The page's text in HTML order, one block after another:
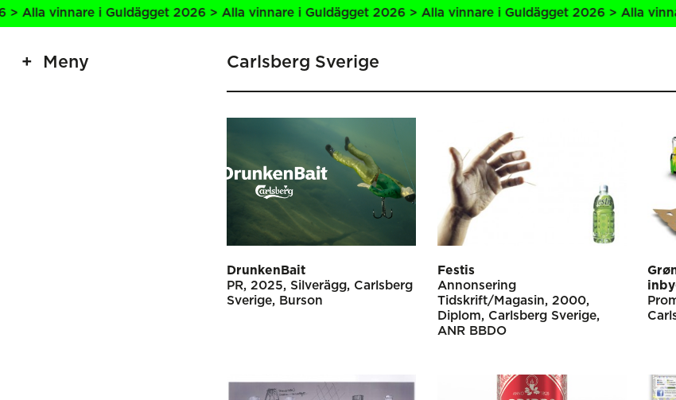
i Guldägget 2026 > Alla vinnare i Guldägget 2026 > Alla vinnare i Guldägget 2026 > Alla
Meny Carlsberg Sverige
DrunkenBait
PR
2025 Silverägg
Carlsberg
Sverige
Burson
Festis
Annonsering
Tidskrift/Magasin
2000
Diplom
Carlsberg Sverige
ANR BBDO